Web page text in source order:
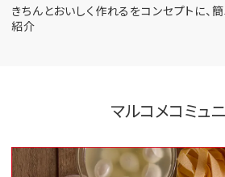
きちんとおいしく作れるをコンセプトに、
紹介
マルコメコミュ